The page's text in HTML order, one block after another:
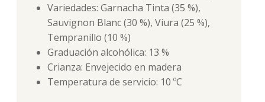
Variedades: Garnacha Tinta (35 %),
Sauvignon Blanc (30 %), Viura (25 %),
Tempranillo (10 %)
Graduación alcohólica: 13 %
Crianza: Envejecido en madera
Temperatura de servicio: 10 ºC